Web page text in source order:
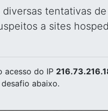
diversas tentativas de
a sites
acesso do IP
abaixo.